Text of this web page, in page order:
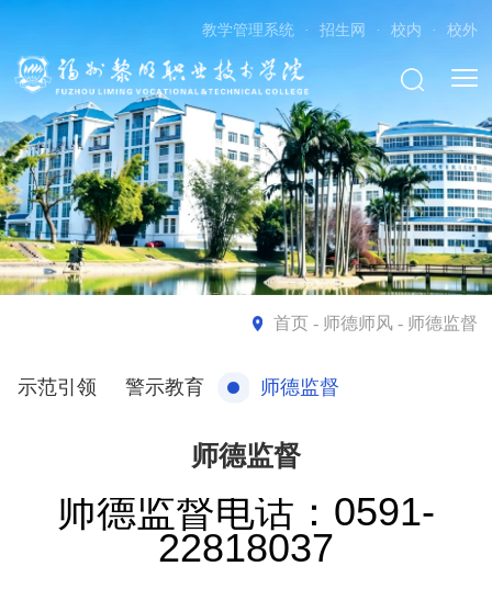
教学管理系统 · 招生网 · 校内 · 校外
首页- 师德师风 - 师德监督
示范引领 警示教育 师德监督
师德监督
师德监督电话：0591-
22818037